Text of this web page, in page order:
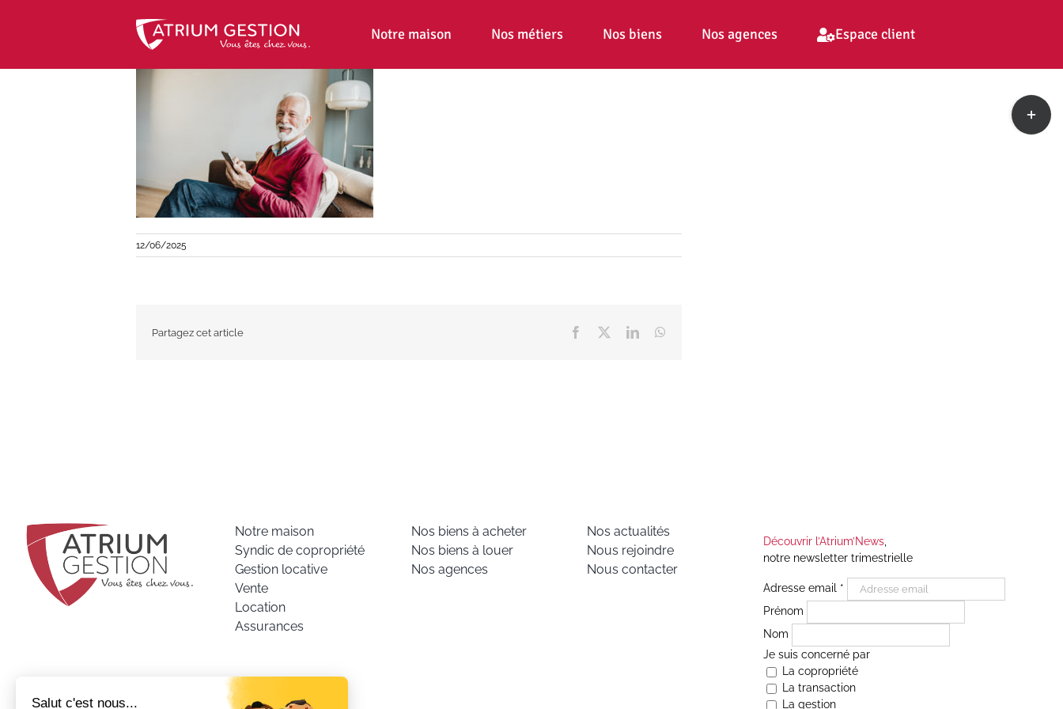
Notre maison Nos métiers Nos biens Nos agences Espace client
12/06/2025
Partagez cet article Facebook LinkedIn
Notre maison
Syndic de copropriété
Gestion locative
Vente
Location
Assurances
Nos biens à acheter
Nos biens à louer
Nos agences
Nos actualités
Nous rejoindre
Nous contacter
Découvrir l’Atrium’News,
notre newsletter trimestrielle
Adresse email *
Prénom
Nom
Je suis concerné par
La copropriété
La transaction
La gestion
Toggle
Sliding
Bar